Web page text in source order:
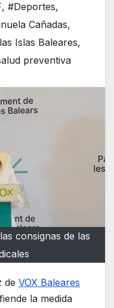
, #Deportes,
Cañadas,
Islas Baleares,
preventiva
consignas de las
de VOX Baleares
la medida